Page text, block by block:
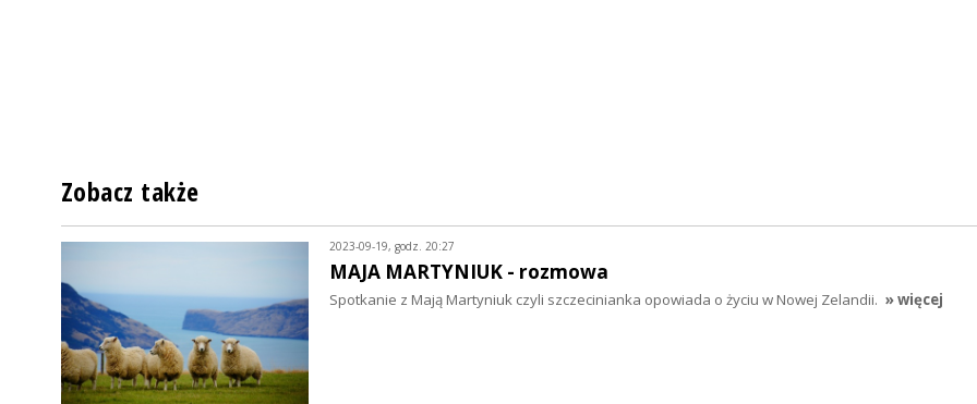
Zobacz także
2023-09-19, godz. 20:27
MAJA MARTYNIUK - rozmowa
Spotkanie z Mają Martyniuk czyli szczecinianka opowiada o życiu w Nowej Zelandii. » więcej